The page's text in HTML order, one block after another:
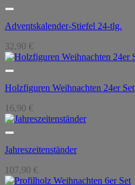
Adventskalender-Stiefel 24-tlg.
32,90 €
Holzfiguren Weihnachten 24er Set
16,90 €
Jahreszeitenständer
107,90 €